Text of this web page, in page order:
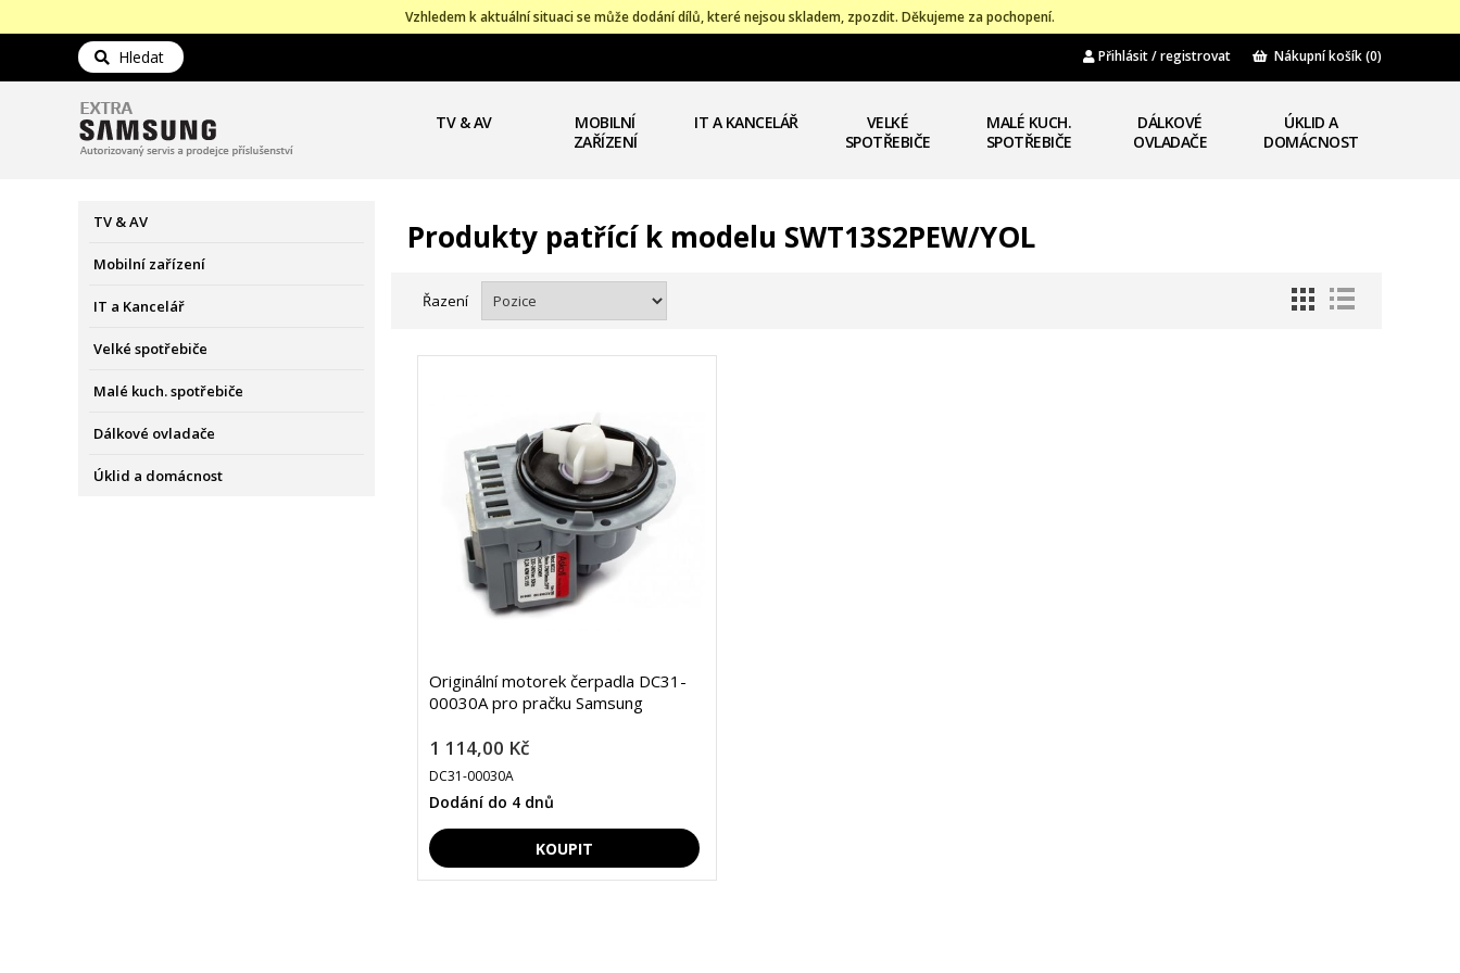
Vzhledem k aktuální situaci se může dodání dílů, které nejsou skladem, zpozdit. Děkujeme za pochopení.
Hledat Přihlásit / registrovat Nákupní košík(0)
TV & AV
MOBILNÍ
ZAŘÍZENÍ
IT A KANCELÁŘ
VELKÉ
SPOTŘEBIČE
MALÉ KUCH.
SPOTŘEBIČE
DÁLKOVÉ
OVLADAČE
ÚKLID A
DOMÁCNOST
TV & AV
Mobilní zařízení
IT a Kancelář
Velké spotřebiče
Malé kuch. spotřebiče
Dálkové ovladače
Úklid a domácnost
Produkty patřící k modelu SWT13S2PEW/YOL
Řazení
Originální motorek čerpadla DC31-
00030A pro pračku Samsung
1 114,00 Kč
DC31-00030A
Dodání do 4 dnů